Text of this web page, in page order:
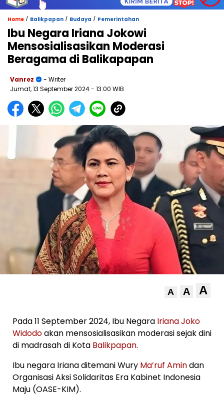
Home / Balikpapan / Budaya / Pemerintahan
Ibu Negara Iriana Jokowi
Mensosialisasikan Moderasi
Beragama di Balikapapan
Vanrez
- Writer
Jumat, 13 September 2024- 13:00 WIB
A A A
Pada 11 September 2024, Ibu Negara IrianaJoko
Widodoakan mensosialisasikan moderasi sejak dini
di madrasah di Kota Balikpapan.
Ibu negara Iriana ditemani Wury Ma’ruf Amindan
Organisasi Aksi Solidaritas Era Kabinet Indonesia
Maju (OASE-KIM).